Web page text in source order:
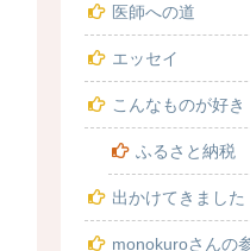
医師への道
エッセイ
こんなものが好き
ふるさと納税
出かけてきました
monokuroさんの